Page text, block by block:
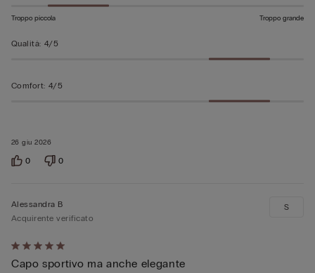
26 giu 2026
Troppo piccola Troppo grande
Qualità: 4/5
Comfort: 4/5
0 0
Valutato
5
Alessandra B
Acquirente verificato
Capo sportivo ma anche elegante
S